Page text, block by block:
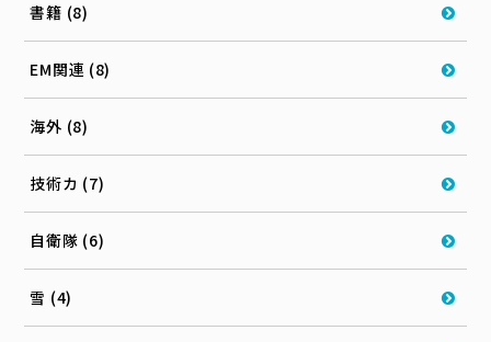
書籍 (8)
EM関連 (8)
海外 (8)
技術カ (7)
自衛隊 (6)
雪 (4)